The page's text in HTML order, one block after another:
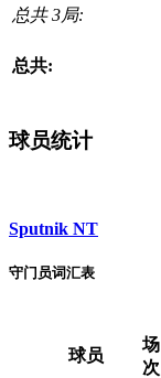
总共 3局:
总共:
球员统计
Sputnik NT
守门员词汇表
球员
场
次